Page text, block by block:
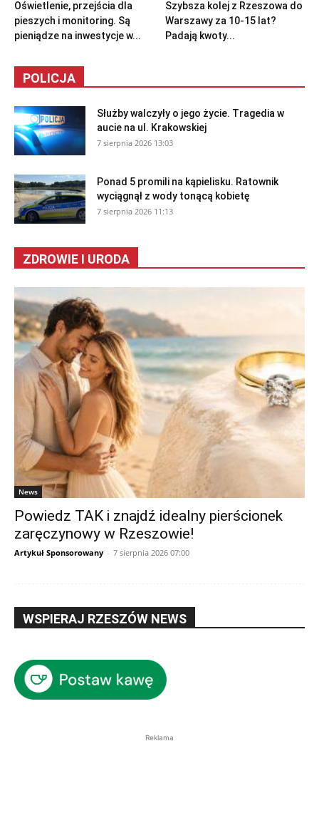
Oświetlenie, przejścia dla
pieszych i monitoring. Są
pieniądze na inwestycje w...
Szybsza kolej z Rzeszowa do
Warszawy za 10-15 lat?
Padają kwoty...
POLICJA
Służby walczyły o jego życie. Tragedia w
aucie na ul. Krakowskiej
7 sierpnia 2026 13:03
Ponad 5 promili na kąpielisku. Ratownik
wyciągnął z wody tonącą kobietę
7 sierpnia 2026 11:13
ZDROWIE I URODA
News
Powiedz TAK i znajdź idealny pierścionek
zaręczynowy w Rzeszowie!
Artykuł Sponsorowany - 7 sierpnia 2026 07:00
WSPIERAJ RZESZÓW NEWS
Reklama